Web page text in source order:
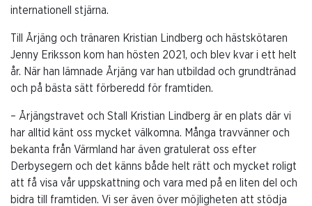
internationell stjärna.
Till Årjäng och tränaren Kristian Lindberg och hästskötaren
Jenny Eriksson kom han hösten 2021, och blev kvar i ett helt
år. När han lämnade Årjäng var han utbildad och grundtränad
och på bästa sätt förberedd för framtiden.
– Årjängstravet och Stall Kristian Lindberg är en plats där vi
har alltid känt oss mycket välkomna. Många travvänner och
bekanta från Värmland har även gratulerat oss efter
Derbysegern och det känns både helt rätt och mycket roligt
att få visa vår uppskattning och vara med på en liten del och
bidra till framtiden. Vi ser även över möjligheten att stödja